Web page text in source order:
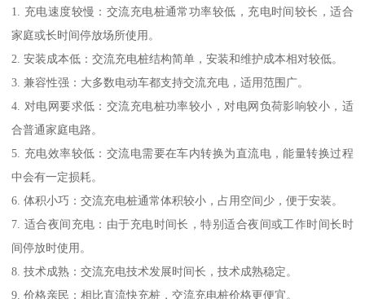
1. 充电速度较慢：交流充电桩通常功率较低，充电时间较长，适合
家庭或长时间停放场所使用。
2. 安装成本低：交流充电桩结构简单，安装和维护成本相对较低。
3. 兼容性强：大多数电动车都支持交流充电，适用范围广。
4. 对电网要求低：交流充电桩功率较小，对电网负荷影响较小，适
合普通家庭电路。
5. 充电效率较低：交流电需要在车内转换为直流电，能量转换过程
中会有一定损耗。
6. 体积小巧：交流充电桩通常体积较小，占用空间少，便于安装。
7. 适合夜间充电：由于充电时间长，特别适合夜间或工作时间长时
间停放时使用。
8. 技术成熟：交流充电技术发展时间长，技术成熟稳定。
9. 价格亲民：相比直流快充桩，交流充电桩价格更便宜。